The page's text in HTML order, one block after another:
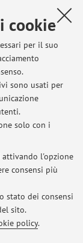
cookie
per il suo
sono usati per
solo con i
attivando l'opzione
consensi più
stato dei consensi
sito.
policy.
e
e